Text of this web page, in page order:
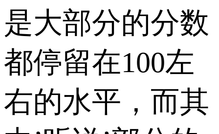
是大部分的分数
都停留在100左
右的水平，而其